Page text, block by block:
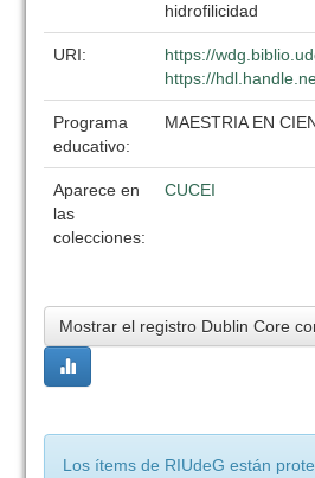
hidrofilicidad
URI:
https://
https://
Programa
educativo:
MAESTRIA EN
Aparece en
las
colecciones:
CUCEI
Mostrar el registro Dublin Core
Los ítems de RIUdeG están